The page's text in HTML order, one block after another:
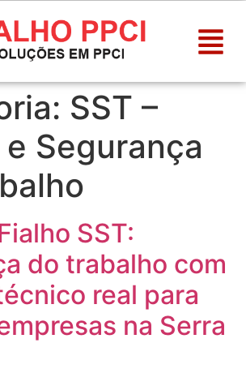
SST –
Segurança
SST:
do trabalho com
real para
na Serra